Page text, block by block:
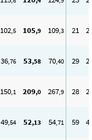
102,5 105,9 109,3 21
36,76 53,58 70,40 29
150,1 209,0 267,9 28
49,54 52,13 54,71 59